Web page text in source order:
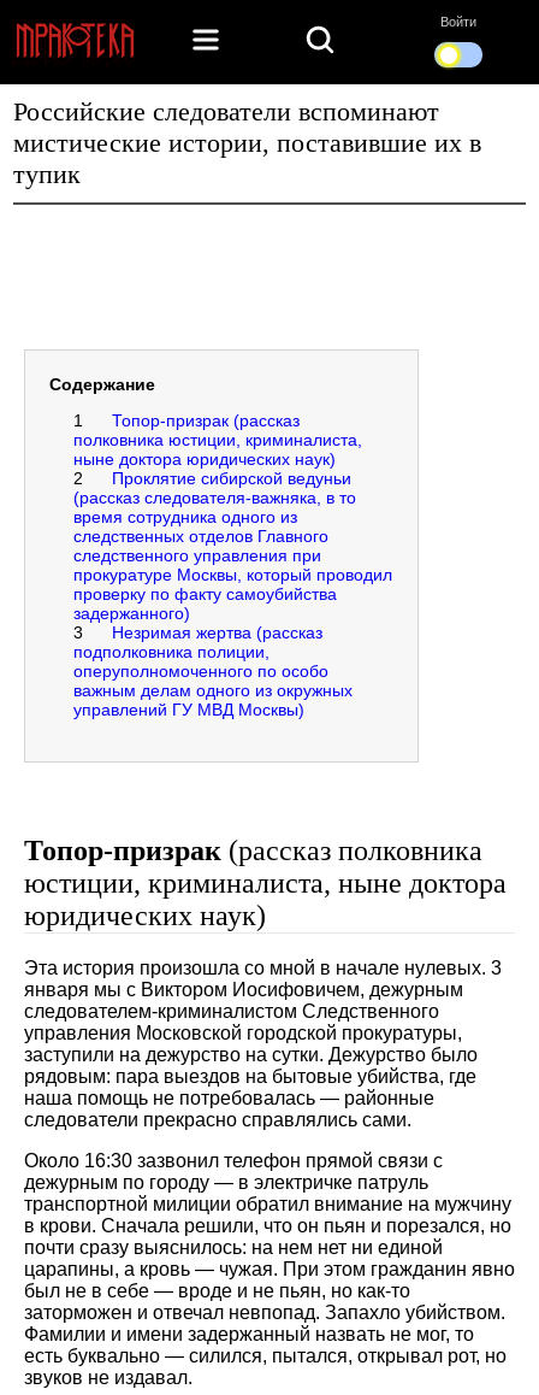
Войти
Российские следователи вспоминают
мистические истории, поставившие их в
тупик
Содержание
1
Топор-призрак (рассказ
полковника юстиции, криминалиста,
ныне доктора юридических наук)
2
Проклятие сибирской ведуньи
(рассказ следователя-важняка, в то
время сотрудника одного из
следственных отделов Главного
следственного управления при
прокуратуре Москвы, который проводил
проверку по факту самоубийства
задержанного)
3
Незримая жертва (рассказ
подполковника полиции,
оперуполномоченного по особо
важным делам одного из окружных
управлений ГУ МВД Москвы)
Топор-призрак (рассказ полковника
юстиции, криминалиста, ныне доктора
юридических наук)
Эта история произошла со мной в начале нулевых. 3
января мы с Виктором Иосифовичем, дежурным
следователем-криминалистом Следственного
управления Московской городской прокуратуры,
заступили на дежурство на сутки. Дежурство было
рядовым: пара выездов на бытовые убийства, где
наша помощь не потребовалась — районные
следователи прекрасно справлялись сами.
Около 16:30 зазвонил телефон прямой связи с
дежурным по городу — в электричке патруль
транспортной милиции обратил внимание на мужчину
в крови. Сначала решили, что он пьян и порезался, но
почти сразу выяснилось: на нем нет ни единой
царапины, а кровь — чужая. При этом гражданин явно
был не в себе — вроде и не пьян, но как-то
заторможен и отвечал невпопад. Запахло убийством.
Фамилии и имени задержанный назвать не мог, то
есть буквально — силился, пытался, открывал рот, но
звуков не издавал.